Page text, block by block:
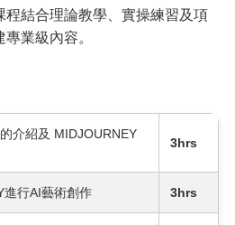
結合理論教學、實操練習及項
業級內容。
介紹及 MIDJOURNEY
3hrs
進行AI藝術創作 3hrs